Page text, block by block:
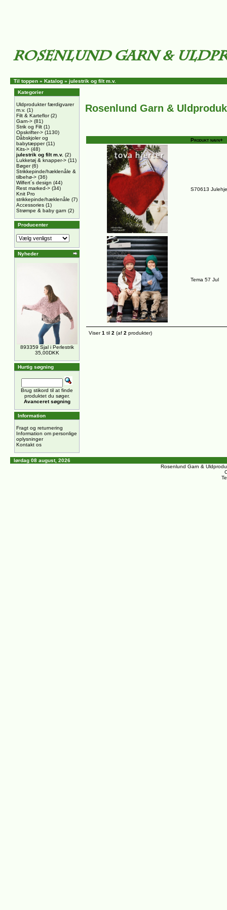
Til toppen » Katalog » julestrik og filt m.v.
Kategorier
Uldprodukter færdigvarer
m.v. (1)
Filt & Karteflor(2)
Garn-> (81)
Strik og Filt (1)
Opskrifter-> (1130)
Dåbskjoler og
babytæpper(11)
Kits-> (48)
julestrik og filt m.v. (2)
Lukketøj & knapper-> (11)
Bøger(6)
Strikkepinde/hæklenåle &
tilbehø-> (36)
Wilfert´s design (44)
Rest marked-> (34)
Knit Pro
strikkepinde/hæklenåle (7)
Accessories (1)
Strømpe & baby garn (2)
Producenter
Nyheder
893359 Sjal i Perlestrik
35,00DKK
Hurtig søgning
Brug stikord til at finde
produktet du søger.
Avanceret søgning
Information
Fragt og returnering
Information om personlige
oplysninger
Kontakt os
Rosenlund Garn &
Produkt navn+
S70613
Tema 57 Jul
Viser1 til 2 (af 2 produkter)
lørdag 08 august, 2026
Rosenlund Garn &